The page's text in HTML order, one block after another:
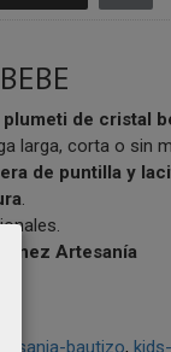
plumeti de cristal
larga, corta o sin
de puntilla y
.
Artesanía
bautizo